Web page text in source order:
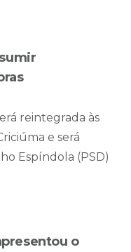
reintegrada às
e será
Espíndola (PSD)
o